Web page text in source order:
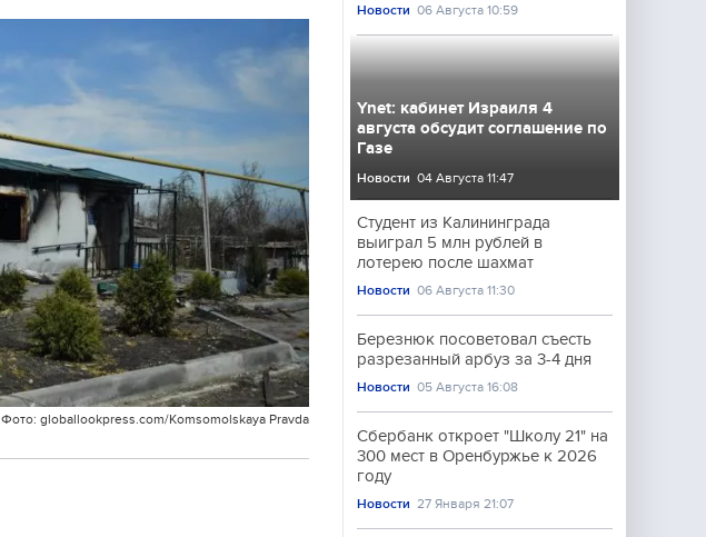
Фото: globallookpress.com/Komsomolskaya Pravda
Новости 06 Августа 10:59
Ynet: кабинет Израиля 4
августа обсудит соглашение по
Газе
Новости 04 Августа 11:47
Студент из Калининграда
выиграл 5 млн рублей в
лотерею после шахмат
Новости 06 Августа 11:30
Березнюк посоветовал съесть
разрезанный арбуз за 3-4 дня
Новости 05 Августа 16:08
Сбербанк откроет "Школу 21" на
300 мест в Оренбуржье к 2026
году
Новости 27 Января 21:07